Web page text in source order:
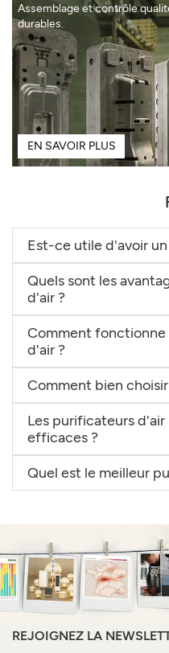
Assemblage et contrôle
durables.
EN SAVOIR PLUS
Est-ce utile d'avoir
Quels sont les
d'air ?
Comment
d'air ?
Comment bien
Les purificateurs
efficaces ?
Quel est le meilleur
REJOIGNEZ LA